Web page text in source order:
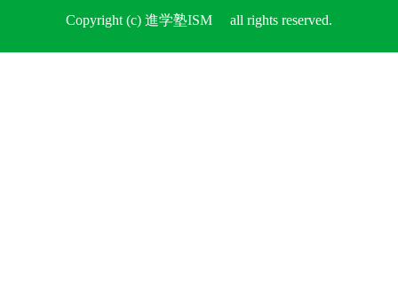
Copyright (c) 進学塾ISM all rights reserved.